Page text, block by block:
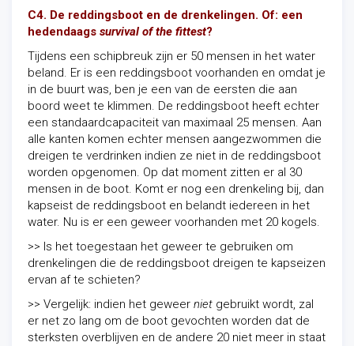
C4. De reddingsboot en de drenkelingen. Of: een
hedendaags survival of the fittest?
Tijdens een schipbreuk zijn er 50 mensen in het water
beland. Er is een reddingsboot voorhanden en omdat je
in de buurt was, ben je een van de eersten die aan
boord weet te klimmen. De reddingsboot heeft echter
een standaardcapaciteit van maximaal 25 mensen. Aan
alle kanten komen echter mensen aangezwommen die
dreigen te verdrinken indien ze niet in de reddingsboot
worden opgenomen. Op dat moment zitten er al 30
mensen in de boot. Komt er nog een drenkeling bij, dan
kapseist de reddingsboot en belandt iedereen in het
water. Nu is er een geweer voorhanden met 20 kogels.
>> Is het toegestaan het geweer te gebruiken om
drenkelingen die de reddingsboot dreigen te kapseizen
ervan af te schieten?
>> Vergelijk: indien het geweer niet gebruikt wordt, zal
er net zo lang om de boot gevochten worden dat de
sterksten overblijven en de andere 20 niet meer in staat